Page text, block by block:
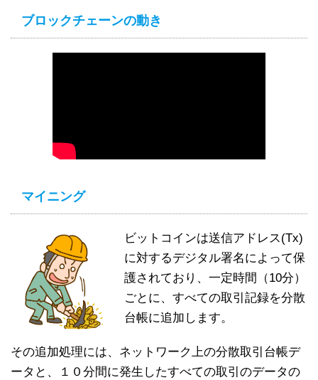
ブロックチェーンの動き
マイニング
ビットコインは送信アドレス(Tx)
に対するデジタル署名によって保
護されており、一定時間（10分）
ごとに、すべての取引記録を分散
台帳に追加します。
その追加処理には、ネットワーク上の分散取引台帳デ
ータと、１０分間に発生したすべての取引のデータの